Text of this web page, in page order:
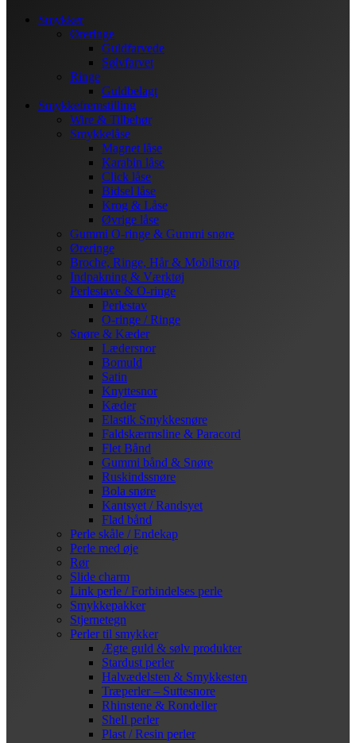
Smykker
Øreringe
Guldfarvede
Sølvfarvet
Ringe
Guldbelagt
Smykkefremstilling
Wire & Tilbehør
Smykkelåse
Magnet låse
Karabin låse
Click låse
Bidsel låse
Krog & Låse
Øvrige låse
Gummi O-ringe & Gummi snøre
Øreringe
Broche, Ringe, Hår & Mobilstrop
Indpakning & Værktøj
Perlestave & O-ringe
Perlestav
O-ringe / Ringe
Snøre & Kæder
Lædersnor
Bomuld
Satin
Knyttesnor
Kæder
Elastik Smykkesnøre
Faldskærmsline & Paracord
Flet Bånd
Gummi bånd & Snøre
Ruskindssnøre
Bola snøre
Kantsyet / Randsyet
Flad bånd
Perle skåle / Endekap
Perle med øje
Rør
Slide charm
Link perle / Forbindelses perle
Smykkepakker
Stjernetegn
Perler til smykker
Ægte guld & sølv produkter
Stardust perler
Halvædelsten & Smykkesten
Træperler – Suttesnore
Rhinstene & Rondeller
Shell perler
Plast / Resin perler